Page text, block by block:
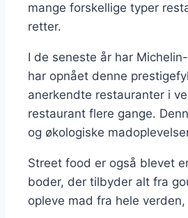
mange forskellige typer
retter.
I de seneste år har
har opnået denne
anerkendte restauranter i
restaurant flere gange.
og økologiske
Street food er også blevet
boder, der tilbyder alt fra
opleve mad fra hele